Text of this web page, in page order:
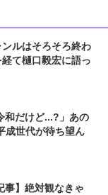
ンルはそろそろ終わ
て樋口毅宏に語っ
和だけど...?」あの
成世代が待ち望ん
事】絶対観なきゃ